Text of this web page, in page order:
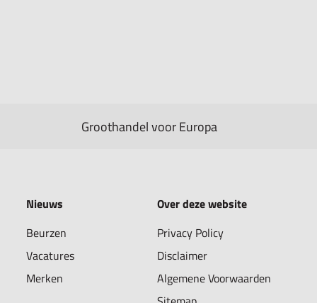
Groothandel voor Europa
Nieuws
Beurzen
Vacatures
Merken
Over deze website
Privacy Policy
Disclaimer
Algemene Voorwaarden